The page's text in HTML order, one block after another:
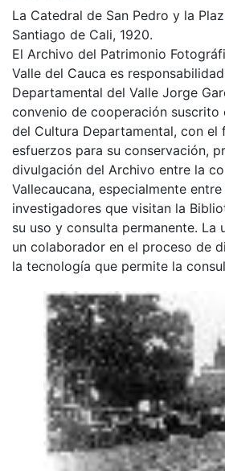
La Catedral de San Pedro y la
Santiago de Cali, 1920.
El Archivo del Patrimonio
Valle del Cauca es
Departamental del Valle Jorge
convenio de cooperación suscrito
del Cultura Departamental, con el
esfuerzos para su conservación,
divulgación del Archivo entre la
Vallecaucana, especialmente
investigadores que visitan la
su uso y consulta permanente. La
un colaborador en el proceso de
la tecnología que permite la